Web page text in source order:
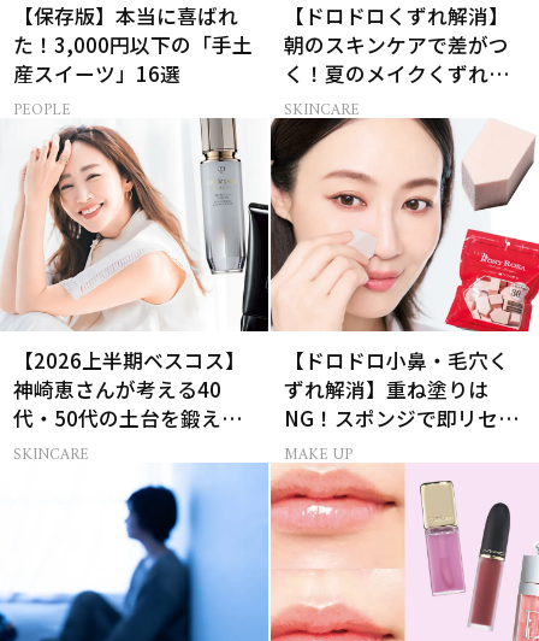
【保存版】本当に喜ばれ
た！3,000円以下の「手土
産スイーツ」16選
PEOPLE
【ドロドロくずれ解消】
朝のスキンケアで差がつ
く！夏のメイクくずれ防
止術
SKINCARE
【2026上半期ベスコス】
神崎恵さんが考える40
代・50代の土台を鍛える
肌投資名品
SKINCARE
【ドロドロ小鼻・毛穴く
ずれ解消】重ね塗りは
NG！スポンジで即リセッ
トするプロ技
MAKE UP